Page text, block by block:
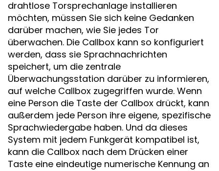
drahtlose Torsprechanlage installieren
möchten, müssen Sie sich keine Gedanken
darüber machen, wie Sie jedes Tor
überwachen. Die Callbox kann so konfiguriert
werden, dass sie Sprachnachrichten
speichert, um die zentrale
Überwachungsstation darüber zu informieren,
auf welche Callbox zugegriffen wurde. Wenn
eine Person die Taste der Callbox drückt, kann
außerdem jede Person ihre eigene, spezifische
Sprachwiedergabe haben. Und da dieses
System mit jedem Funkgerät kompatibel ist,
kann die Callbox nach dem Drücken einer
Taste eine eindeutige numerische Kennung an